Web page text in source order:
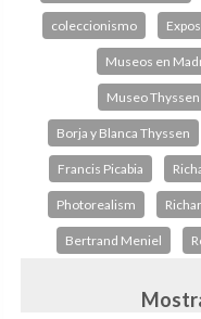
coleccionismo
Museos en
Museo
Borja y Blanca Thyssen
Francis Picabia
Photorealism
Bertrand Meniel